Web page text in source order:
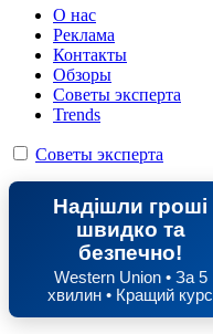
О нас
Реклама
Контакты
Обзоры
Советы эксперта
Trends
Советы эксперта
Надішли гроші
швидко та
безпечно!
Western Union • За 5
хвилин • Кращий курс